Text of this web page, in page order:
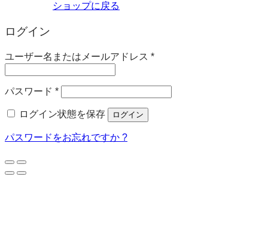
ショップに戻る
ログイン
ユーザー名またはメールアドレス *必
パスワード *必
ログイン状態を保存
ログイン
パスワードをお忘れですか ?